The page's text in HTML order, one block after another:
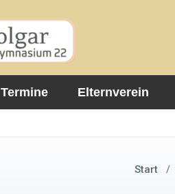
Termine Elternverein
Start /